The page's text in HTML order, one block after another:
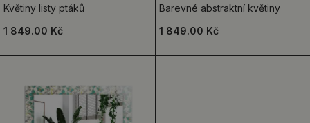
Květiny listy ptáků
1 849.00 Kč
Barevné abstraktní květiny
1 849.00 Kč